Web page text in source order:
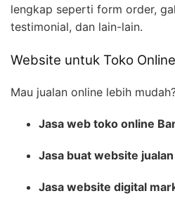
lengkap seperti form order,
testimonial, dan lain-lain.
Website untuk Toko
Mau jualan online lebih
Jasa web toko online
Jasa buat website
Jasa website digital